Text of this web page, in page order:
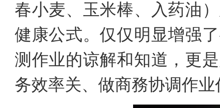
春小麦、玉米棒、入药油
健康公式。仅仅明显增强
测作业的谅解和知道，更
务效率关、做商務协调作